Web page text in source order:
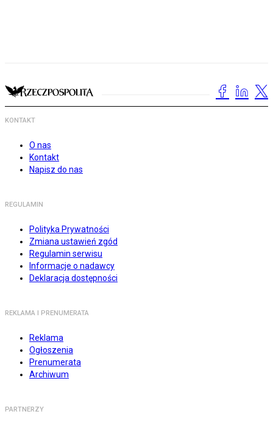
KONTAKT
O nas
Kontakt
Napisz do nas
REGULAMIN
Polityka Prywatności
Zmiana ustawień zgód
Regulamin serwisu
Informacje o nadawcy
Deklaracja dostępności
REKLAMA I PRENUMERATA
Reklama
Ogłoszenia
Prenumerata
Archiwum
PARTNERZY